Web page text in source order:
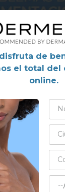
de
el total del
online.